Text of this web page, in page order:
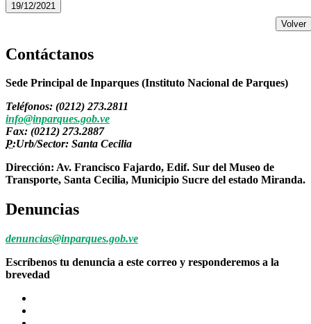
19/12/2021
Volver
Contáctanos
Sede Principal de Inparques (Instituto Nacional de Parques)
Teléfonos: (0212) 273.2811
info@inparques.gob.ve
Fax: (0212) 273.2887
P:Urb/Sector: Santa Cecilia
Dirección: Av. Francisco Fajardo, Edif. Sur del Museo de
Transporte, Santa Cecilia, Municipio Sucre del estado Miranda.
Denuncias
denuncias@inparques.gob.ve
Escríbenos tu denuncia a este correo y responderemos a la
brevedad